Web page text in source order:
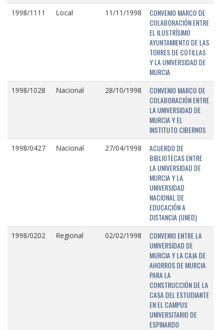
1998/1111 Local 11/11/1998
CONVENIO MARCO DE
COLABORACIÓN ENTRE
EL ILUSTRÍSIMO
AYUNTAMIENTO DE LAS
TORRES DE COTILLAS
Y LA UNIVERSIDAD DE
MURCIA
1998/1028 Nacional 28/10/1998
CONVENIO MARCO DE
COLABORACIÓN ENTRE
LA UNIVERSIDAD DE
MURCIA Y EL
INSTITUTO CIBERNOS
1998/0427 Nacional 27/04/1998
ACUERDO DE
BIBLIOTECAS ENTRE
LA UNIVERSIDAD DE
MURCIA Y LA
UNIVERSIDAD
NACIONAL DE
EDUCACIÓN A
DISTANCIA (UNED)
1998/0202 Regional 02/02/1998
CONVENIO ENTRE LA
UNIVERSIDAD DE
MURCIA Y LA CAJA DE
AHORROS DE MURCIA
PARA LA
CONSTRUCCIÓN DE LA
CASA DEL ESTUDIANTE
EN EL CAMPUS
UNIVERSITARIO DE
ESPINARDO